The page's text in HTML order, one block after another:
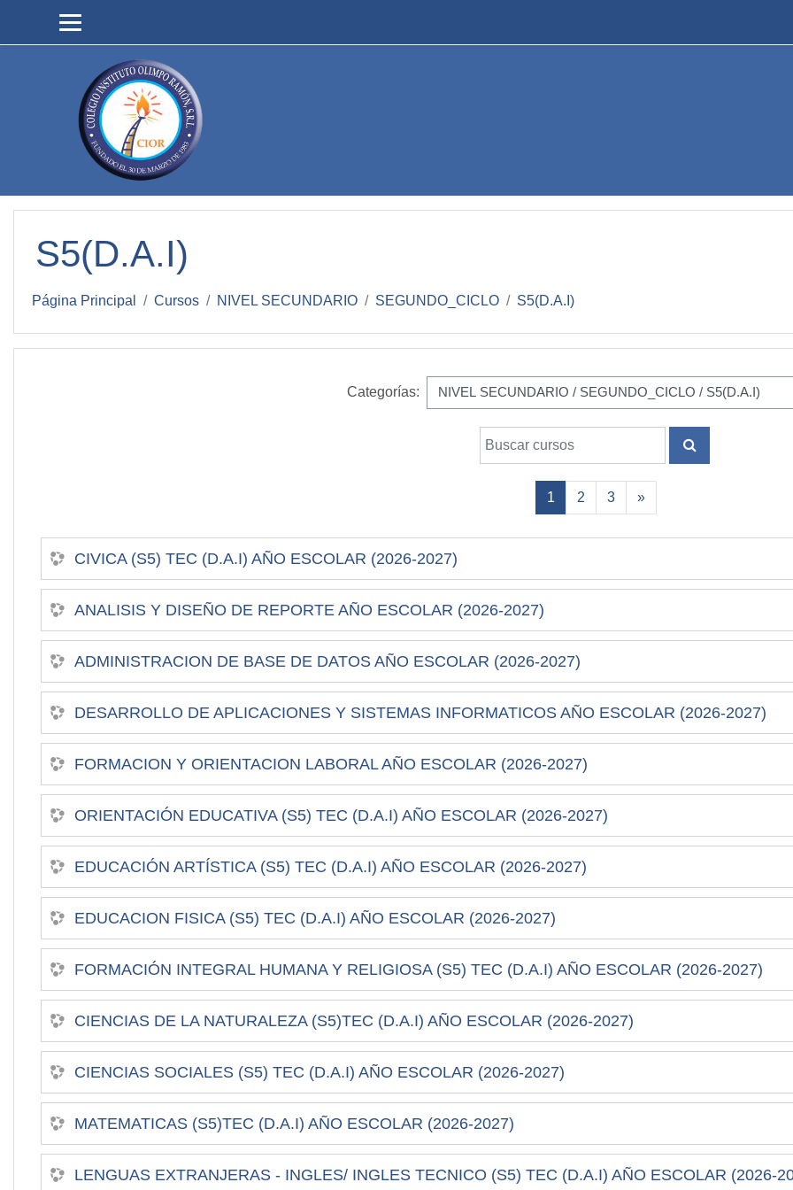
S5(D.A.I)
Página Principal Cursos NIVEL SECUNDARIO SEGUNDO_CICLO S5(D.A.I)
Categorías:
Buscar cursos
BUSCAR
1 (actual)
2 3 »Siguiente página
CIVICA (S5) TEC (D.A.I) AÑO ESCOLAR (2026-2027)
ANALISIS Y DISEÑO DE REPORTE AÑO ESCOLAR (2026-2027)
ADMINISTRACION DE BASE DE DATOS AÑO ESCOLAR (2026-2027)
DESARROLLO DE APLICACIONES Y SISTEMAS INFORMATICOS AÑO ESCOLAR (2026-2027)
FORMACION Y ORIENTACION LABORAL AÑO ESCOLAR (2026-2027)
ORIENTACIÓN EDUCATIVA (S5) TEC (D.A.I) AÑO ESCOLAR (2026-2027)
EDUCACIÓN ARTÍSTICA (S5) TEC (D.A.I) AÑO ESCOLAR (2026-2027)
EDUCACION FISICA (S5) TEC (D.A.I) AÑO ESCOLAR (2026-2027)
FORMACIÓN INTEGRAL HUMANA Y RELIGIOSA (S5) TEC (D.A.I) AÑO ESCOLAR (2026-2027)
CIENCIAS DE LA NATURALEZA (S5)TEC (D.A.I) AÑO ESCOLAR (2026-2027)
CIENCIAS SOCIALES (S5) TEC (D.A.I) AÑO ESCOLAR (2026-2027)
MATEMATICAS (S5)TEC (D.A.I) AÑO ESCOLAR (2026-2027)
LENGUAS EXTRANJERAS - INGLES/ INGLES TECNICO (S5) TEC (D.A.I) AÑO ESCOLAR (2026-